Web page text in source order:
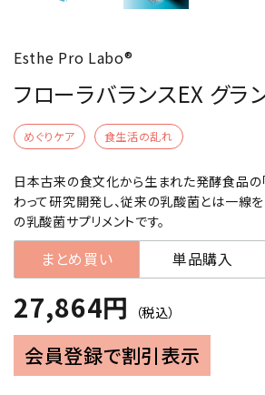
Esthe Pro Labo®
フローラバランスEX グラ
めぐりケア 食生活の乱れ
日本古来の食文化から生まれた発酵食品の
わって研究開発し、従来の乳酸菌とは一線
の乳酸菌サプリメントです。
まとめ買い 単品購入
27,864円 （税込）
会員登録で割引表示